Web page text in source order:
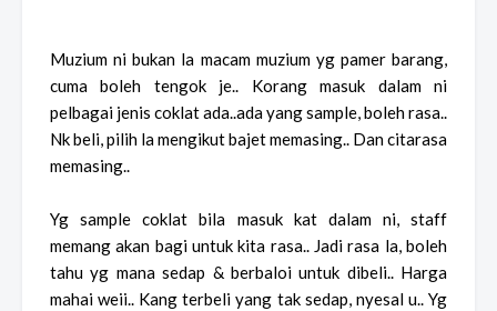
Muzium ni bukan la macam muzium yg pamer barang,
cuma boleh tengok je.. Korang masuk dalam ni
pelbagai jenis coklat ada..ada yang sample, boleh rasa..
Nk beli, pilih la mengikut bajet memasing.. Dan citarasa
memasing..
Yg sample coklat bila masuk kat dalam ni, staff
memang akan bagi untuk kita rasa.. Jadi rasa la, boleh
tahu yg mana sedap & berbaloi untuk dibeli.. Harga
mahai weii.. Kang terbeli yang tak sedap, nyesal u.. Yg